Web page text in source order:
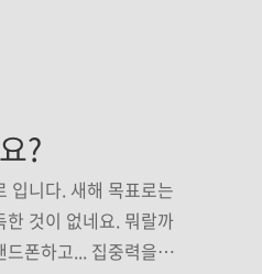
?
입니다. 새해 목표로는
것이 없네요. 뭐랄까
폰하고... 집중력을